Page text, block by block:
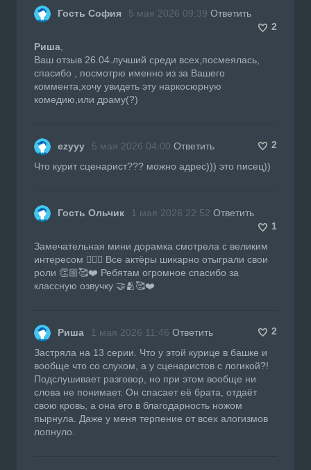
Гость София 5 мая 2026 09:39 Ответить
2
Риша
Ваш отзыв 26.04.лучший среди всех,посмеялась,
спасибо , посмотрю именно из за Вашего
коммента,хочу увидеть эту наркосюрную
комедию,или драму(?)
ezyyy 5 мая 2026 04:00 Ответить
2
Что курит сценарист??? можно адрес))) это писец))
Гость Ольчик 1 мая 2026 22:52 Ответить
1
Замечательная мини дорамка смотрела с великим
интересом 👍🏼🔥 Все актёры шикарно отыграли свои
роли 👏🏼🥰❤️ Ребятам огромное спасибо за
классную озвучку 🤝🫂🥰❤️
Риша 1 мая 2026 11:46 Ответить
2
Застряла на 13 серии. Что у этой курице в башке и
вообще что со слухом, а у сценаристов с логикой?!
Подслушивает разговор, но при этом вообще ни
слова не понимает. Он спасает её брата, отдаёт
свою кровь, а она его в благодарность ножом
пырнула. Даже у меня терпение от всех алогизмов
лопнуло.